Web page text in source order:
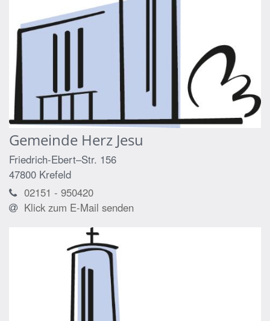
Gemeinde Herz Jesu
Friedrich-Ebert–Str. 156
47800 Krefeld
02151 - 950420
Klick zum E-Mail senden